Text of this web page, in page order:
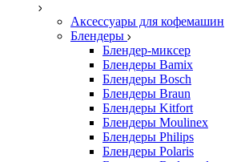
Аксессуары для кофемашин
Блендеры
Блендер-миксер
Блендеры Bamix
Блендеры Bosch
Блендеры Braun
Блендеры Kitfort
Блендеры Moulinex
Блендеры Philips
Блендеры Polaris